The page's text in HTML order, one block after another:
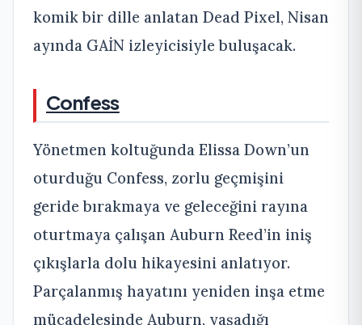
komik bir dille anlatan Dead Pixel, Nisan
ayında GAİN izleyicisiyle buluşacak.
Confess
Yönetmen koltuğunda Elissa Down’un
oturduğu Confess, zorlu geçmişini
geride bırakmaya ve geleceğini rayına
oturtmaya çalışan Auburn Reed’in iniş
çıkışlarla dolu hikayesini anlatıyor.
Parçalanmış hayatını yeniden inşa etme
mücadelesinde Auburn, yaşadığı